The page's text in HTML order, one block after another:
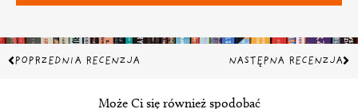
Prev
POPRZEDNIA RECENZJA NASTĘPNA RECENZJA
Może Ci się również spodobać